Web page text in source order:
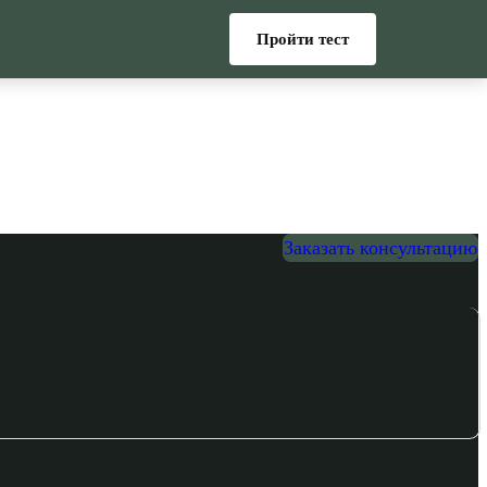
Заказать консультацию
Пройти тест